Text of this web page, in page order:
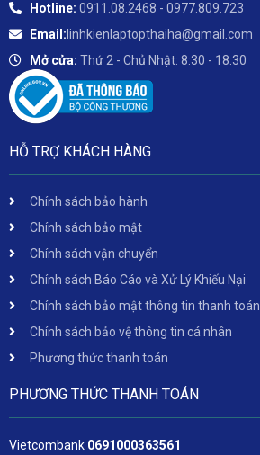
Hotline: 0911.08.2468 - 0977.809.723
Email: linhkienlaptopthaiha@gmail.com
Mở cửa: Thứ 2 - Chủ Nhật: 8:30 - 18:30
HỖ TRỢ KHÁCH HÀNG
Chính sách bảo hành
Chính sách bảo mật
Chính sách vận chuyển
Chính sách Báo Cáo và Xử Lý Khiếu Nại
Chính sách bảo mật thông tin thanh toán
Chính sách bảo vệ thông tin cá nhân
Phương thức thanh toán
PHƯƠNG THỨC THANH TOÁN
Vietcombank 0691000363561